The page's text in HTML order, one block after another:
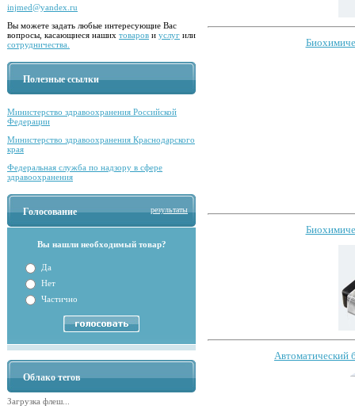
injmed@yandex.ru
Вы можете задать любые интересующие Вас
вопросы, касающиеся наших товаров и услуг или
сотрудничества.
Полезные ссылки
Министерство здравоохранения Российской
Федерации
Министерство здравоохранения Краснодарского
края
Федеральная служба по надзору в сфере
здравоохранения
Голосование результаты
Вы нашли необходимый товар?
Да
Нет
Частично
Облако тегов
Загрузка флеш...
Автоматический